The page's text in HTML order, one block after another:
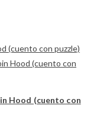
Hood (cuento con